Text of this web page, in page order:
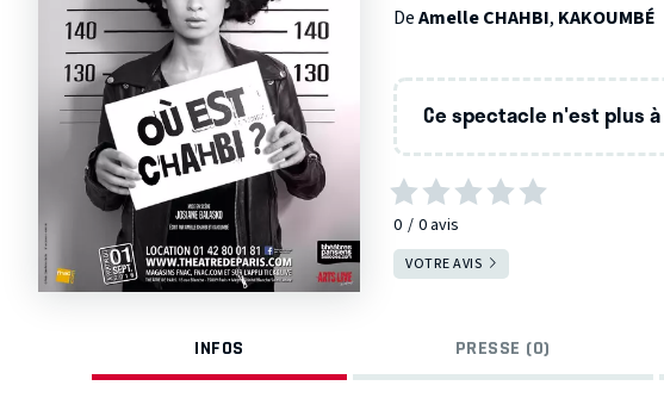
DeAmelle CHAHBI, KAKOUMBÉ
Ce spectacle n'est plus à
0 0avis
VOTRE AVIS
INFOS PRESSE (0)